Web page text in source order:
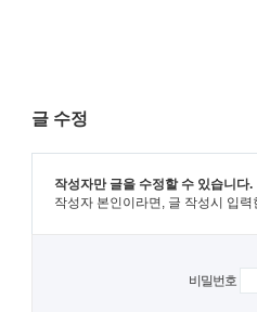
글 수정
작성자만 글을 수정할 수 있습니다.
작성자 본인이라면, 글 작성시 입
비밀번호